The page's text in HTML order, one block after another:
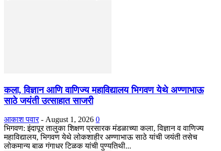
कला, विज्ञान आणि वाणिज्य महाविद्यालय भिगवण येथे अण्णाभाऊ
साठे जयंती उत्साहात साजरी
आकाश पवार - August 1, 2026 0
भिगवण: इंदापूर तालुका शिक्षण प्रसारक मंडळाच्या कला, विज्ञान व वाणिज्य
महाविद्यालय, भिगवण येथे लोकशाहीर अण्णाभाऊ साठे यांची जयंती तसेच
लोकमान्य बाळ गंगाधर टिळक यांची पुण्यतिथी...